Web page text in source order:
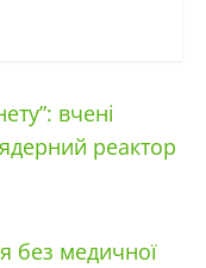
вчені
реактор
без медичної